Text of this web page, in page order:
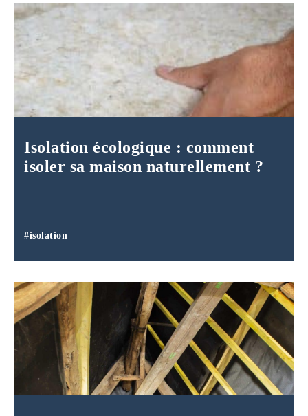
Isolation écologique : comment
isoler sa maison naturellement ?
#isolation